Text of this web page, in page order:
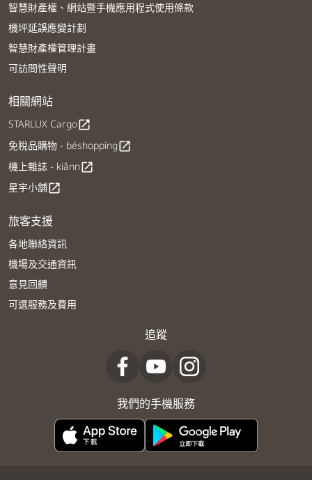
智慧財產權、網站暨手機應用程式使用條款
機坪延誤應變計劃
智慧財產權管理計畫
可訪問性聲明
相關網站
STARLUX Cargoopen_in_new
免稅品購物 - béshoppingopen_in_new
機上雜誌 - kiânnopen_in_new
星宇小舖open_in_new
旅客支援
各地聯絡資訊
機場及交通資訊
意見回饋
可選服務及費用
追蹤
我們的手機服務